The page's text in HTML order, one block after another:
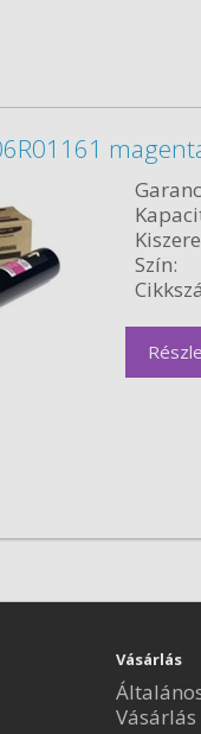
Szín:
Vásárlás